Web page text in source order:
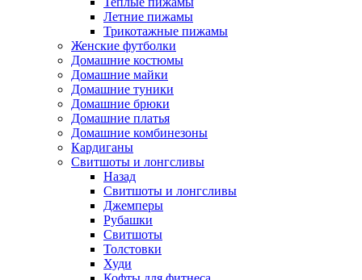
Летние пижамы
Трикотажные пижамы
Женские футболки
Домашние костюмы
Домашние майки
Домашние туники
Домашние брюки
Домашние платья
Домашние комбинезоны
Кардиганы
Свитшоты и лонгсливы
Назад
Свитшоты и лонгсливы
Джемперы
Рубашки
Свитшоты
Толстовки
Худи